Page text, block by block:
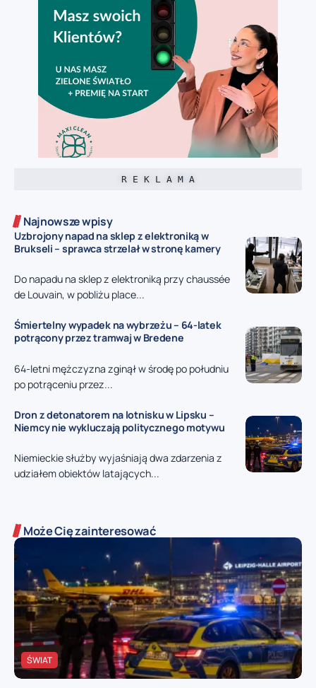
R E K L A M A
Najnowsze wpisy
Uzbrojony napad na sklep z elektroniką w
Brukseli – sprawca strzelał w stronę kamery
Do napadu na sklep z elektroniką przy chaussée
de Louvain, w pobliżu place...
Śmiertelny wypadek na wybrzeżu – 64-latek
potrącony przez tramwaj w Bredene
64-letni mężczyzna zginął w środę po południu
po potrąceniu przez...
Dron z detonatorem na lotnisku w Lipsku –
Niemcy nie wykluczają politycznego motywu
Niemieckie służby wyjaśniają dwa zdarzenia z
udziałem obiektów latających...
Może Cię zainteresować
ŚWIAT